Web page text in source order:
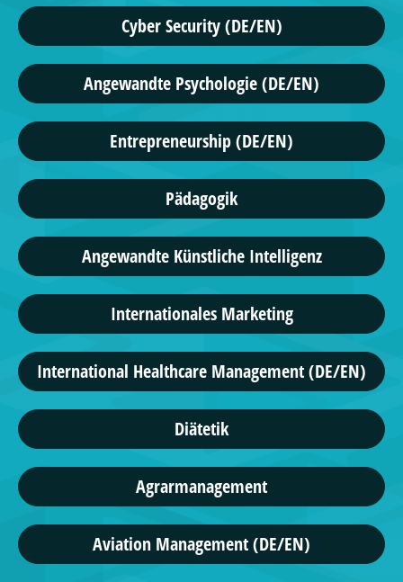
Cyber Security (DE/EN)
Angewandte Psychologie (DE/EN)
Entrepreneurship (DE/EN)
Pädagogik
Angewandte Künstliche Intelligenz
Internationales Marketing
International Healthcare Management (DE/EN)
Diätetik
Agrarmanagement
Aviation Management (DE/EN)